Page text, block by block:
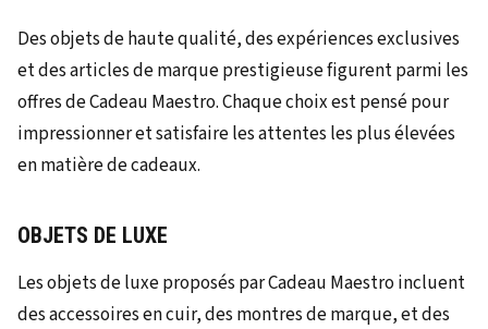
Des objets de haute qualité, des expériences exclusives
et des articles de marque prestigieuse figurent parmi les
offres de Cadeau Maestro. Chaque choix est pensé pour
impressionner et satisfaire les attentes les plus élevées
en matière de cadeaux.
OBJETS DE LUXE
Les objets de luxe proposés par Cadeau Maestro incluent
des accessoires en cuir, des montres de marque, et des